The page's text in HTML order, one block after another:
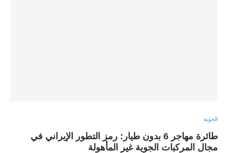
الجوية
طائرة مهاجر 6 بدون طيار: رمز التطور الإيراني في
مجال المركبات الجوية غير المأهولة